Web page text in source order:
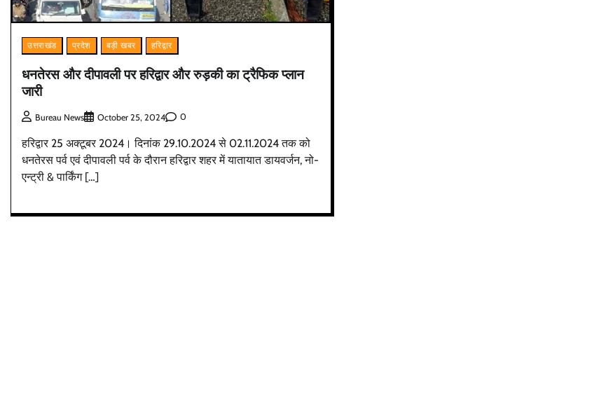
उत्तराखंड प्रदेश बड़ी खबर हरिद्वार
धनतेरस और दीपावली पर हरिद्वार और रुड़की का ट्रैफिक प्लान
जारी
Bureau News October 25, 2024 0
हरिद्वार 25 अक्टूबर 2024। दिनांक 29.10.2024 से 02.11.2024 तक को
धनतेरस पर्व एवं दीपावली पर्व के दौरान हरिद्वार शहर में यातायात डायवर्जन, नो-
एन्ट्री & पार्किंग […]